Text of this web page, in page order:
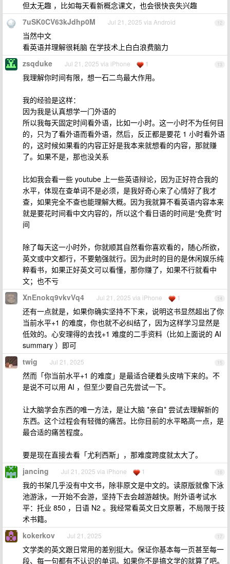
但太无趣 ，比如每天看新概念课文，也会很快丧失兴趣
12
7uSK0CV63kJdhp0M Jul 21, 2025 via Android
当然中文
看英语并理解很耗脑 在学技术上白白浪费脑力
13
zsqduke Jul 21, 2025 via iPhone 1
我理解你时间有限，想一石二鸟最大作用。
我的经验是这样：
因为我是认真想学一门外语的
所以我每天固定时间看外语，比如一小时。这一小时不为任何目
的，只为了看外语而看外语，然后，反正都是要花 1 小时看外语
的，这时候如果看的内容正好是我本来就想看的内容，那就赚
了。如果不是，那也没关系
比如我会看一些 youtube 上一些英语辩论，因为正好符合我的
水平，体现在查单词不是必须，是我好奇心来了心情好了我才
查，如果完全不查也能理解大概。因为我就算不看英语内容本来
就是要花时间看中文内容的，所以这个看日语的时间是“免费”时
间
除了每天这一小时外，你就顺其自然看你喜欢看的，随心所欲，
英文或中文都行，不要勉强就行。因为此时的目的是休闲娱乐纯
粹看书，如果正好英文可以看懂，那你赚了，如果不行就看中
文；也不亏
14
XnEnokq9vkvVq4 Jul 21, 2025 via iPhone 1
还有一点就是，如果你确实坚持不下来，说明这书显然超出了你
当前水平+1 的难度，你也就不必纠结了，因为这样学习显然是
低效的。心安理得的去找+1 难度的二手资料（比如上面说的 AI
summary ）即可
15
twig Jul 21, 2025
然而「你当前水平+1 的难度」是最适合硬着头皮啃下来的。不
是说不可以用 AI ，但至少要自己先尝试一下。
让大脑学会东西的唯一方法，是让大脑 *亲自* 尝试去理解新的
东西。这个过程会有轻微的痛苦。比你目前的水平略高一点，是
最合适的痛苦程度。
要是现在直接去看「尤利西斯」，那难度跨度就太大了。
16
jancing Jul 21, 2025 via iPhone 1
我的书架几乎没有中文书，除非原文是中文的。读原版就像下泳
池游泳，一开始不会游，坚持下去会越游越快。附外语考试水
平：托业 850 ，日语 N2 。我经常看英文日文原著，不局限于技
术书籍。
17
kokerkov Jul 21, 2025
文学类的英文跟日常用的差别挺大。保证你基本每一页甚至每一
段、每一句都有不认识的单词。如果你不是搞文学的就算了吧。